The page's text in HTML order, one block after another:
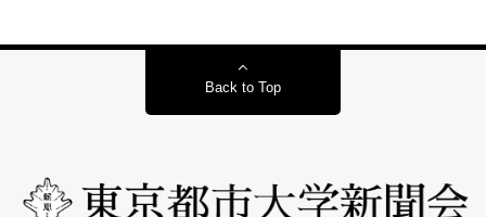
Back to Top